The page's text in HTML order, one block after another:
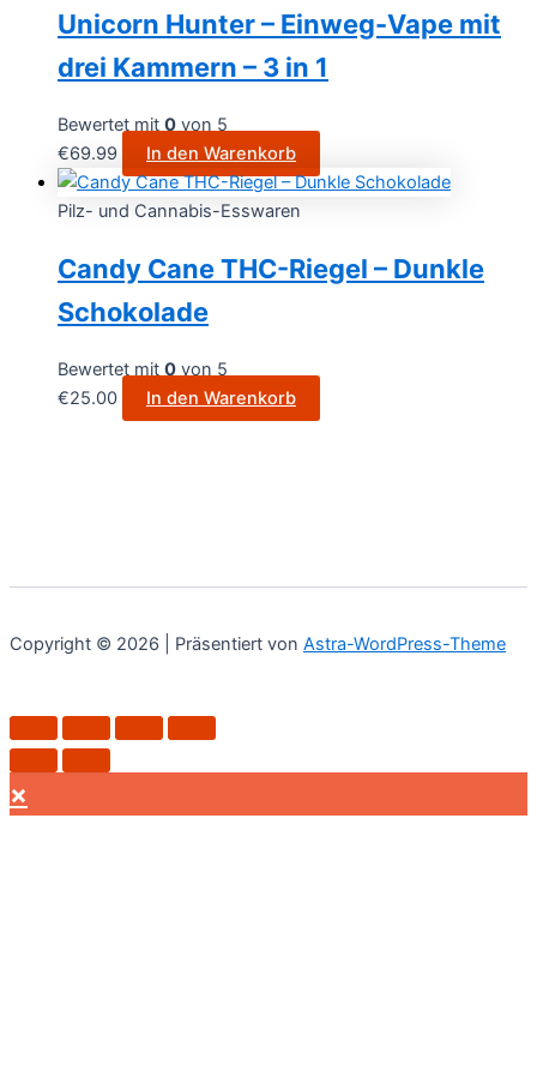
Unicorn Hunter – Einweg-Vape mit
drei Kammern – 3 in 1
Bewertet mit 0 von 5
€69.99 In den Warenkorb
Pilz- und Cannabis-Esswaren
Candy Cane THC-Riegel – Dunkle
Schokolade
Bewertet mit 0 von 5
€25.00 In den Warenkorb
Copyright © 2026 | Präsentiert von Astra-WordPress-Theme
×